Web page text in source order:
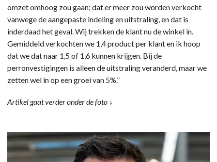
omzet omhoog zou gaan; dat er meer zou worden verkocht
vanwege de aangepaste indeling en uitstraling, en dat is
inderdaad het geval. Wij trekken de klant nu de winkel in.
Gemiddeld verkochten we 1,4 product per klant en ik hoop
dat we dat naar 1,5 of 1,6 kunnen krijgen. Bij de
perronvestigingen is alleen de uitstraling veranderd, maar we
zetten wel in op een groei van 5%.”
Artikel gaat verder onder de foto ↓